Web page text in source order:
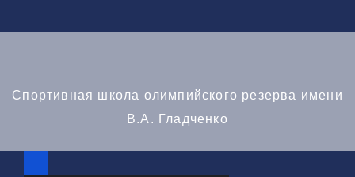
к
Спортивная школа олимпийского резерва имени
В.А. Гладченко